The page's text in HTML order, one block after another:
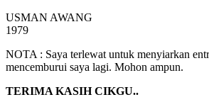
USMAN AWANG
1979
NOTA : Saya terlewat untuk menyiarkan
mencemburui saya lagi. Mohon ampun.
TERIMA KASIH CIKGU..